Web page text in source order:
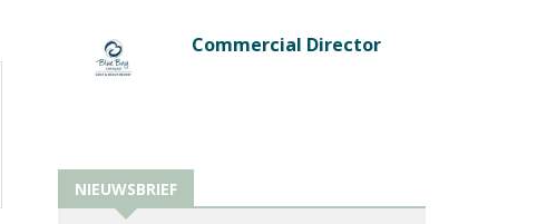
Commercial Director
NIEUWSBRIEF